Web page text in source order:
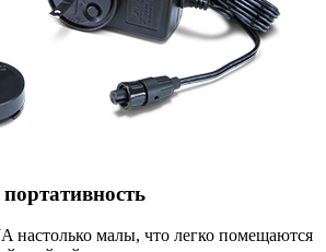
настолько малы, что легко помещаются